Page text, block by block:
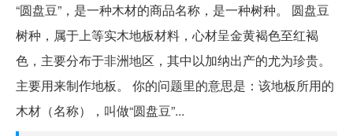
“圆盘豆”，是一种木材的商品名称，是一种树种。 圆盘豆
树种，属于上等实木地板材料，心材呈金黄褐色至红褐
色，主要分布于非洲地区，其中以加纳出产的尤为珍贵。
主要用来制作地板。 你的问题里的意思是：该地板所用的
木材（名称），叫做“圆盘豆”...